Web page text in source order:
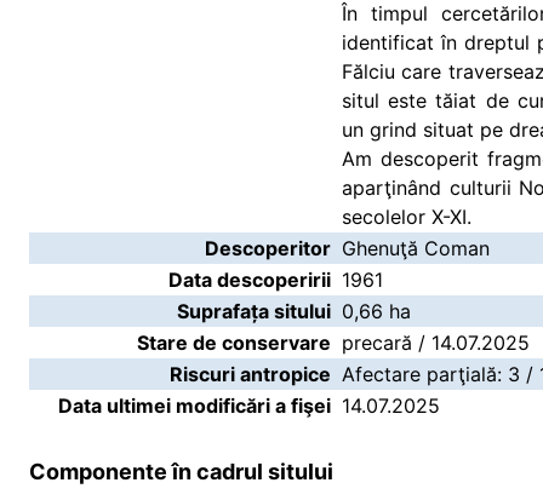
În timpul
identificat în dreptul
Fălciu care
situl este tăiat de
un grind situat pe
Am descoperit
aparţinând culturii
secolelor X-XI.
Descoperitor Ghenuţă Coman
Data descoperirii 1961
Suprafața sitului 0,66 ha
Stare de conservare precară / 14.07.2025
Riscuri antropice Afectare parţială: 3 /
Data ultimei modificări a fişei 14.07.2025
Componente în cadrul sitului